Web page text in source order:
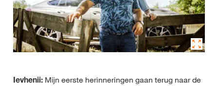
Ievhenii: Mijn eerste herinneringen gaan terug naar de